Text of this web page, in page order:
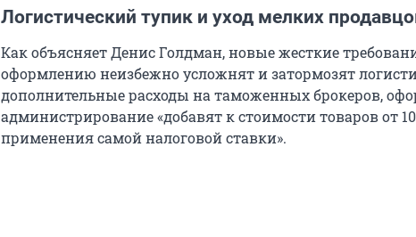
Логистический тупик и уход мелких
Как объясняет Денис Голдман, новые жесткие
оформлению неизбежно усложнят и затормозят
дополнительные расходы на таможенных брокеров,
администрирование «добавят к стоимости товаров от
применения самой налоговой ставки».